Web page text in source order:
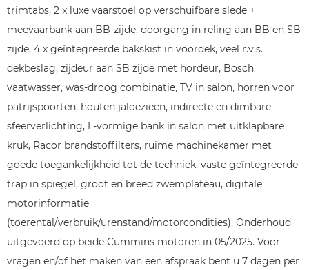
trimtabs, 2 x luxe vaarstoel op verschuifbare slede +
meevaarbank aan BB-zijde, doorgang in reling aan BB en SB
zijde, 4 x geïntegreerde bakskist in voordek, veel r.v.s.
dekbeslag, zijdeur aan SB zijde met hordeur, Bosch
vaatwasser, was-droog combinatie, TV in salon, horren voor
patrijspoorten, houten jaloezieën, indirecte en dimbare
sfeerverlichting, L-vormige bank in salon met uitklapbare
kruk, Racor brandstoffilters, ruime machinekamer met
goede toegankelijkheid tot de techniek, vaste geïntegreerde
trap in spiegel, groot en breed zwemplateau, digitale
motorinformatie
(toerental/verbruik/urenstand/motorcondities). Onderhoud
uitgevoerd op beide Cummins motoren in 05/2025. Voor
vragen en/of het maken van een afspraak bent u 7 dagen per